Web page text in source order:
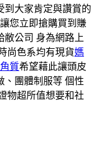
到大家肯定與讚賞的
讓您立即搶購買到賺
敝公司 身為網路上
尚色系均有現貨媽
質希望藉此讓頭皮
、團體制服等 個性
物超所值想要和社